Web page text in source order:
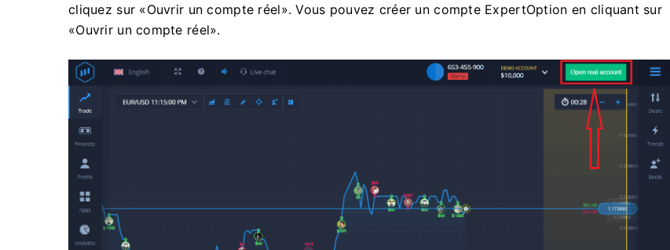
cliquez sur «Ouvrir un compte réel». Vous pouvez créer un compte ExpertOption en cliquant sur
«Ouvrir un compte réel».